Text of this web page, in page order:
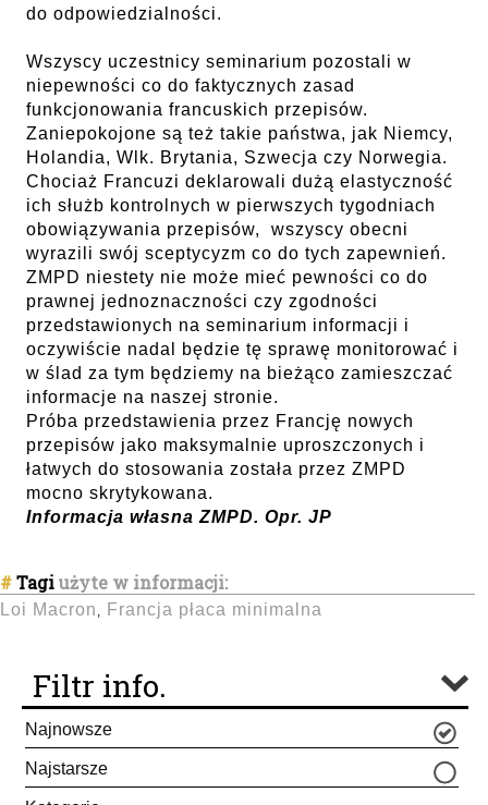
do odpowiedzialności.
Wszyscy uczestnicy seminarium pozostali w
niepewności co do faktycznych zasad
funkcjonowania francuskich przepisów.
Zaniepokojone są też takie państwa, jak Niemcy,
Holandia, Wlk. Brytania, Szwecja czy Norwegia.
Chociaż Francuzi deklarowali dużą elastyczność
ich służb kontrolnych w pierwszych tygodniach
obowiązywania przepisów, wszyscy obecni
wyrazili swój sceptycyzm co do tych zapewnień.
ZMPD niestety nie może mieć pewności co do
prawnej jednoznaczności czy zgodności
przedstawionych na seminarium informacji i
oczywiście nadal będzie tę sprawę monitorować i
w ślad za tym będziemy na bieżąco zamieszczać
informacje na naszej stronie.
Próba przedstawienia przez Francję nowych
przepisów jako maksymalnie uproszczonych i
łatwych do stosowania została przez ZMPD
mocno skrytykowana.
Informacja własna ZMPD. Opr. JP
#Tagiużyte w informacji:
Loi Macron , Francja płaca minimalna
Filtr info.
Najnowsze
Najstarsze